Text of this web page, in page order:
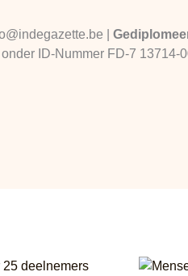
|
ID-Nummer FD-7 13714-